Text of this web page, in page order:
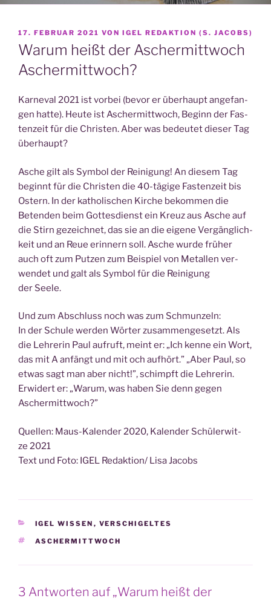
VERÖFFENTLICHT
AM
17. FEBRUAR 2021 VON IGEL REDAKTION (S. JACOBS)
Warum heißt der Aschermittwoch
Aschermittwoch?
Kar­ne­val 2021 ist vor­bei (bevor er über­haupt ange­fan­
gen hat­te). Heu­te ist Ascher­mitt­woch, Beginn der Fas­
ten­zeit für die Chris­ten. Aber was bedeu­tet die­ser Tag
überhaupt?
Asche gilt als Sym­bol der Rei­ni­gung! An die­sem Tag
beginnt für die Chris­ten die 40-tägi­ge Fas­ten­zeit bis
Ostern. In der katho­li­schen Kir­che bekom­men die
Beten­den beim Got­tes­dienst ein Kreuz aus Asche auf
die Stirn gezeich­net, das sie an die eige­ne Ver­gäng­lich­
keit und an Reue erin­nern soll. Asche wur­de frü­her
auch oft zum Put­zen zum Bei­spiel von Metal­len ver­
wen­det und galt als Sym­bol für die Rei­ni­gung
der Seele.
Und zum Abschluss noch was zum Schmunzeln:
In der Schu­le wer­den Wör­ter zusam­men­ge­setzt. Als
die Leh­re­rin Paul auf­ruft, meint er: „Ich ken­ne ein Wort,
das mit A anfängt und mit och auf­hört.” „Aber Paul, so
etwas sagt man aber nicht!”, schimpft die Leh­re­rin.
Erwi­dert er: „War­um, was haben Sie denn gegen
Aschermittwoch?”
Quel­len: Maus-Kalen­der 2020, Kalen­der Schü­ler­wit­
ze 2021
Text und Foto: IGEL Redaktion/ Lisa Jacobs
KATEGORIEN
IGEL WISSEN , VERSCHIGELTES
SCHLAGWÖRTER
ASCHERMITTWOCH
3 Antworten auf „Warum heißt der